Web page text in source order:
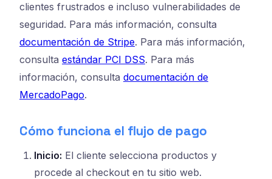
clientes frustrados e incluso vulnerabilidades de
seguridad. Para más información, consulta
documentación de Stripe. Para más información,
consulta estándar PCI DSS. Para más
información, consulta documentación de
MercadoPago.
Cómo funciona el flujo de pago
Inicio: El cliente selecciona productos y
procede al checkout en tu sitio web.